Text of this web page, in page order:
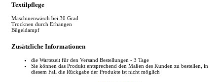
Textilpflege
Maschinenwäsch bei 30 Grad
Trocknen durch Erhängen
Bügeldampf
Zusätzliche Informationen
die Wartezeit für den Versand Bestellungen - 3 Tage
Sie können das Produkt entsprechend den Maßen des Kunden zu bestellen, in
diesem Fall die Rückgabe der Produkte ist nicht möglich